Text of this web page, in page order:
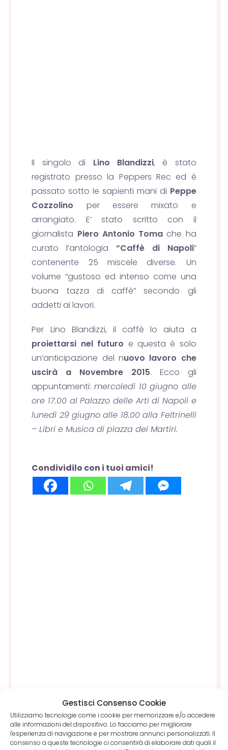
Gestisci Consenso Cookie
Utilizziamo tecnologie come i cookie per memorizzare e/o accedere
alle informazioni del dispositivo. Lo facciamo per migliorare
l'esperienza di navigazione e per mostrare annunci personalizzati. Il
consenso a queste tecnologie ci consentirà di elaborare dati quali il
Il singolo di Lino Blandizzi, è stato
registrato presso la Peppers Rec ed è
passato sotto le sapienti mani di Peppe
Cozzolino per essere mixato e
arrangiato. E’ stato scritto con il
giornalista Piero Antonio Toma che ha
curato l’antologia “Caffè di Napoli”
contenente 25 miscele diverse. Un
volume “gustoso ed intenso come una
buona tazza di caffè” secondo gli
addetti ai lavori.
Per Lino Blandizzi, il caffè lo aiuta a
proiettarsi nel futuro e questa è solo
un’anticipazione del nuovo lavoro che
uscirà a Novembre 2015. Ecco gli
appuntamenti: mercoledì 10 giugno alle
ore 17.00 al Palazzo delle Arti di Napoli e
lunedì 29 giugno alle 18.00 alla Feltrinelli
– Libri e Musica di piazza dei Martiri.
Condividilo con i tuoi amici!